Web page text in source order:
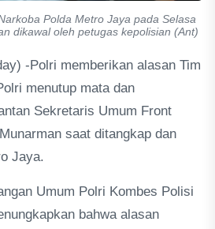
Polda Metro Jaya pada Selasa
dikawal oleh petugas kepolisian (Ant)
-Polri memberikan alasan Tim
menutup mata dan
Sekretaris Umum Front
saat ditangkap dan
Jaya.
Umum Polri Kombes Polisi
bahwa alasan